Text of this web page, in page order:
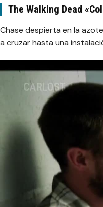
The Walking Dead
Chase despierta en la
a cruzar hasta una